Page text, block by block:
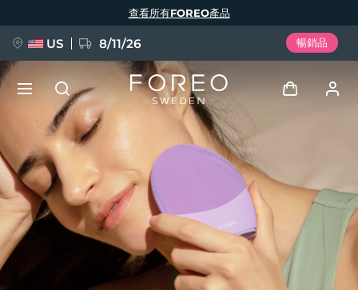
查看所有FOREO產品
US 8/11/26 暢銷品
用戶信息
我的設備
我的訂單
新品
FAQ™ Pure Beauty-Tech Elixir
BREAKING NEWS
語言
English Deutsch
Español
Français
Italiano
Português
Svenska
Русский